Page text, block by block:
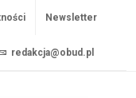
Newsletter
redakcja@obud.pl